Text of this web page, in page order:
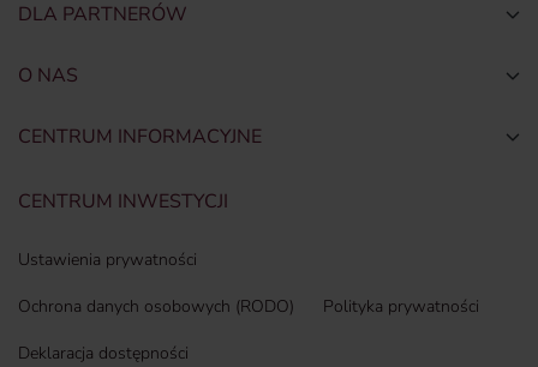
DLA PARTNERÓW
O NAS
CENTRUM INFORMACYJNE
CENTRUM INWESTYCJI
Ustawienia prywatności
Ochrona danych osobowych (RODO) Polityka prywatności
Deklaracja dostępności